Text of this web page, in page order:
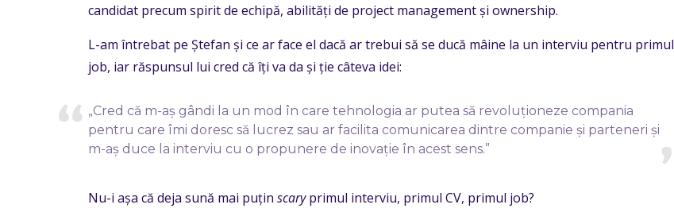
candidat precum spirit de echipă, abilități de project management și ownership.
L-am întrebat pe Ștefan și ce ar face el dacă ar trebui să se ducă mâine la un interviu pentru primul
job, iar răspunsul lui cred că îți va da și ție câteva idei:
„Cred că m-aș gândi la un mod în care tehnologia ar putea să revoluționeze compania
pentru care îmi doresc să lucrez sau ar facilita comunicarea dintre companie și parteneri și
m-aș duce la interviu cu o propunere de inovație în acest sens.”
Nu-i așa că deja sună mai puțin scaryprimul interviu, primul CV, primul job?